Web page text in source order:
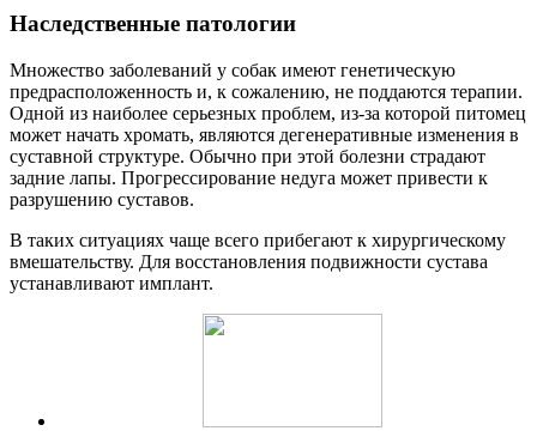
Наследственные патологии
Множество заболеваний у собак имеют генетическую
предрасположенность и, к сожалению, не поддаются терапии.
Одной из наиболее серьезных проблем, из-за которой питомец
может начать хромать, являются дегенеративные изменения в
суставной структуре. Обычно при этой болезни страдают
задние лапы. Прогрессирование недуга может привести к
разрушению суставов.
В таких ситуациях чаще всего прибегают к хирургическому
вмешательству. Для восстановления подвижности сустава
устанавливают имплант.